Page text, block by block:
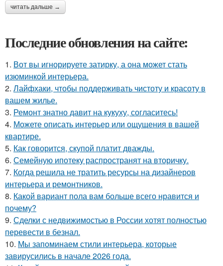
читать дальше →
Последние обновления на сайте:
1. Вот вы игнорируете затирку, а она может стать
изюминкой интерьера.
2. Лайфхаки, чтобы поддерживать чистоту и красоту в
вашем жилье.
3. Ремонт знатно давит на кукуху, согласитесь!
4. Можете описать интерьер или ощущения в вашей
квартире.
5. Как говорится, скупой платит дважды.
6. Семейную ипотеку распространят на вторичку.
7. Когда решила не тратить ресурсы на дизайнеров
интерьера и ремонтников.
8. Какой вариант пола вам больше всего нравится и
почему?
9. Сделки с недвижимостью в России хотят полностью
перевести в безнал.
10. Мы запоминаем стили интерьера, которые
завирусились в начале 2026 года.